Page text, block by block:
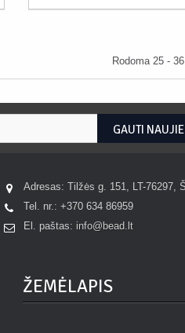
Rodoma 25 -
GAUTI
Adresas: Tilžės g. 151, LT-76297,
Tel. nr.: +370 634 86959
El. paštas: info@bead.lt
ŽEMĖLAPIS